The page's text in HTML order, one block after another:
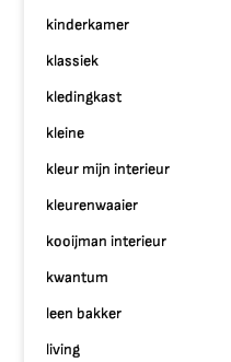
kinderkamer
klassiek
kledingkast
kleine
kleur mijn interieur
kleurenwaaier
kooijman interieur
kwantum
leen bakker
living